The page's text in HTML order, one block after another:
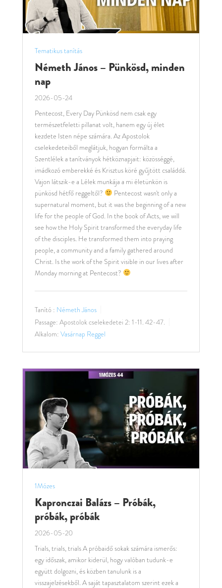
Tematikus tanítás
Németh János – Pünkösd, minden
nap
2026-05-24
Pentecost, Every Day Pünkösd nem csak egy
természetfeletti pillanat volt, hanem egy új élet
kezdete Isten népe számára. Az Apostolok
cselekedeteiből meglátjuk, hogyan formálta a
Szentlélek a tanítványok hétköznapjait: közösséggé,
imádkozó emberekké és Krisztus köré gyűjtött családdá.
Vajon látszik-e a Lélek munkája a mi életünkön is
pünkösd hétfő reggeltől?
Pentecost wasn't only a
supernatural moment, but it was the beginning of a new
life for the people of God. In the book of Acts, we will
see how the Holy Spirit transformed the everyday life
of the disciples. He transformed them into praying
people, a community and a family gathered around
Christ. Is the work of the Spirit visible in our lives after
Monday morning at Pentecost?
Tanító : Németh János
Passage: Apostolok cselekedetei 2: 1-11. 42-47.
Alkalom: Vasárnap Reggel
1Mózes
Kapronczai Balázs – Próbák,
próbák, próbák
2026-05-20
Trials, trials, trials A próbaidő sokak számára ismerős:
egy időszak, amikor kiderül, hogy valóban tudunk-e
együtt dolgozni, és közben tanulunk is a
visszajelzésekből. A saját tapasztalatom szerint ezek a